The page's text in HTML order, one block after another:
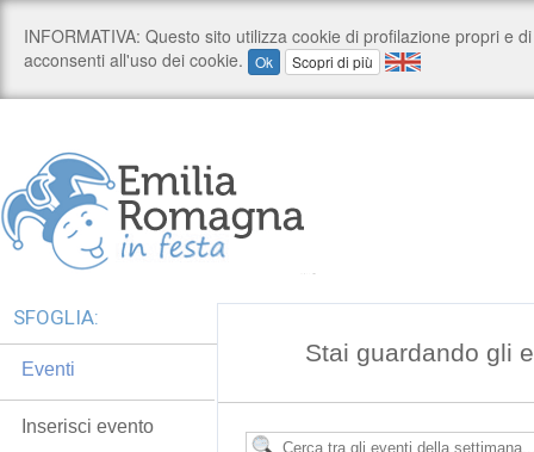
Stai guardando gli
SFOGLIA:
Eventi
Inserisci evento